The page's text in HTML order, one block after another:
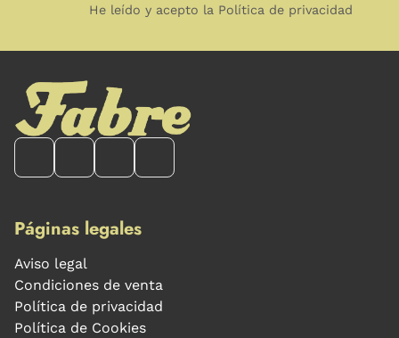
He leído y acepto la Política de privacidad
Páginas legales
Aviso legal
Condiciones de venta
Política de privacidad
Política de Cookies